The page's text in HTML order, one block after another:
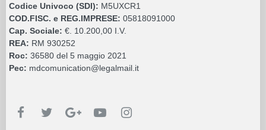
Codice Univoco (SDI): M5UXCR1
COD.FISC. e REG.IMPRESE: 05818091000
Cap. Sociale: €. 10.200,00 I.V.
REA: RM 930252
Roc: 36580 del 5 maggio 2021
Pec: mdcomunication@legalmail.it